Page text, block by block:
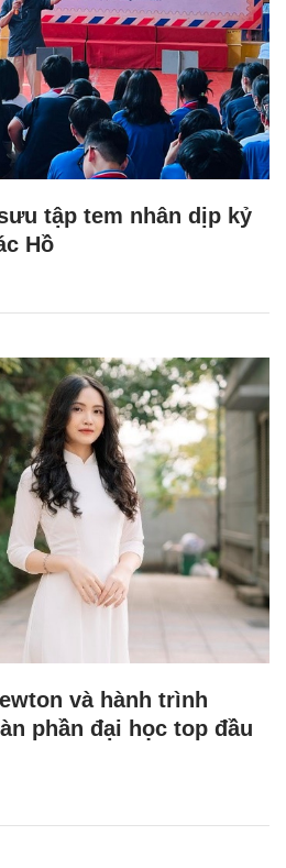
tập tem nhân dịp kỷ
Hồ
và hành trình
phần đại học top đầu